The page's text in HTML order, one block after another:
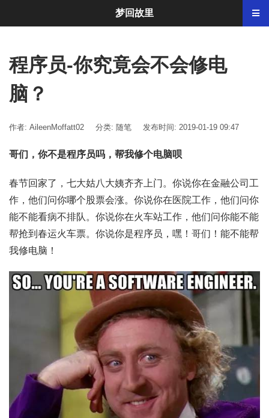
程序员-你究竟会不会修电
脑？
作者: AileenMoffatt02 分类: 随笔 发布时间: 2019-01-19 09:47
哥们，你不是程序员吗，帮我修个电脑呗
春节回家了，七大姑八大姨齐齐上门。你说你在金融公司工
作，他们问你哪个股票会涨。你说你在医院工作，他们问你
能不能看病不排队。你说你在火车站工作，他们问你能不能
帮抢到春运火车票。你说你是程序员，嘿！哥们！能不能帮
我修电脑！
梦回故里